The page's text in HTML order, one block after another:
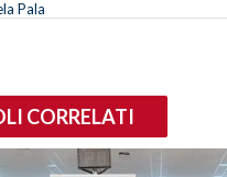
Pala
CORRELATI